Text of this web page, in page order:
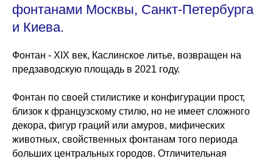
фонтанами Москвы, Санкт-Петербурга
и Киева.
Фонтан - XIX век, Каслинское литье, возвращен на
предзаводскую площадь в 2021 году.
Фонтан по своей стилистике и конфигурации прост,
близок к французскому стилю, но не имеет сложного
декора, фигур граций или амуров, мифических
животных, свойственных фонтанам того периода
больших центральных городов. Отличительная